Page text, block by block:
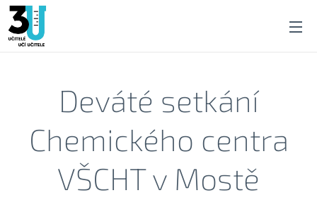
Deváté setkání
Chemického centra
VŠCHT v Mostě